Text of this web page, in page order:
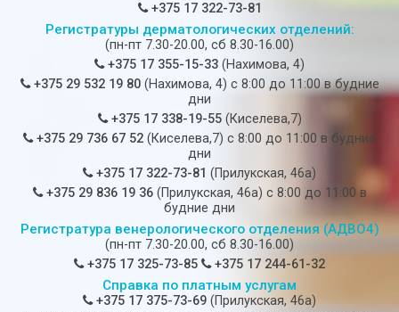
+375 17 322-73-81
Регистратуры дерматологических отделений:
(пн-пт 7.30-20.00, сб 8.30-16.00)
+375 17 355-15-33 (Нахимова, 4)
+375 29 532 19 80(Нахимова, 4) c 8:00 до 11:00 в будние
дни
+375 17 338-19-55(Киселева,7)
+375 29 736 67 52 (Киселева,7) c 8:00 до 11:00 в будние
дни
+375 17 322-73-81 (Прилукская, 46а)
+375 29 836 19 36(Прилукская, 46а) c 8:00 до 11:00 в
будние дни
Регистратура венерологического отделения (АДВО4)
(пн-пт 7.30-20.00, сб 8.30-16.00)
+375 17 325-73-85
+375 17 244-61-32
Справка по платным услугам
+375 17 375-73-69 (Прилукская, 46а)